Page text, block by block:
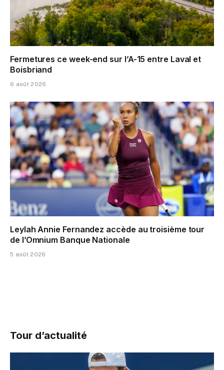
Fermetures ce week-end sur l’A-15 entre Laval et
Boisbriand
6 août 2026
Leylah Annie Fernandez accède au troisième tour
de l’Omnium Banque Nationale
5 août 2026
Tour d’actualité